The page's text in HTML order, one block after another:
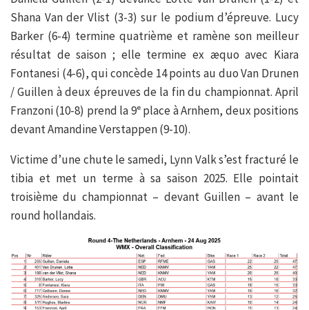
Shana Van der Vlist (3-3) sur le podium d’épreuve. Lucy
Barker (6-4) termine quatrième et ramène son meilleur
résultat de saison ; elle termine ex æquo avec Kiara
Fontanesi (4-6), qui concède 14 points au duo Van Drunen
/ Guillen à deux épreuves de la fin du championnat. April
Franzoni (10-8) prend la 9ᵉ place à Arnhem, deux positions
devant Amandine Verstappen (9-10).
Victime d’une chute le samedi, Lynn Valk s’est fracturé le
tibia et met un terme à sa saison 2025. Elle pointait
troisième du championnat – devant Guillen – avant le
round hollandais.